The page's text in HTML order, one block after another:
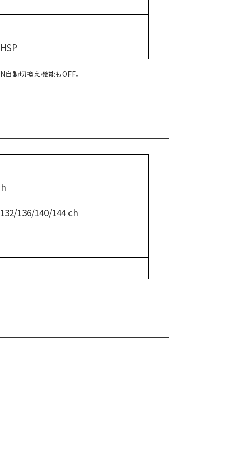
動切換え機能もOFF。
136/140/144 ch